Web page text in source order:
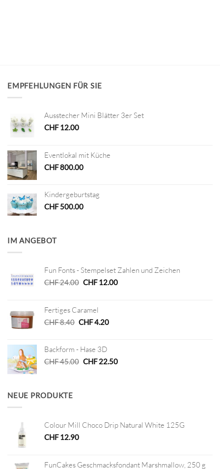
EMPFEHLUNGEN FÜR SIE
Ausstecher Mini Blätter 3er Set
CHF12.00
Eventlokal mit Küche
CHF800.00
Kindergeburtstag
CHF500.00
IM ANGEBOT
Fun Fonts - Stempelset Zahlen und Zeichen
CHF24.00 Ursprünglicher
CHF 24.00
CHF12.00Aktueller
Fertiges Caramel
CHF8.40 Ursprünglicher
CHF 8.40
CHF4.20Aktueller
Backform - Hase 3D
CHF45.00 Ursprünglicher
CHF22.50Aktueller
NEUE PRODUKTE
Colour Mill Choco Drip Natural White 125G
CHF12.90
FunCakes Geschmacksfondant Marshmallow, 250 g